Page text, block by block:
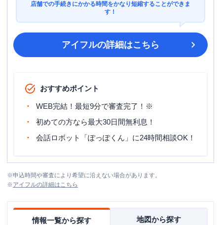
店舗での手続きにかかる時間をかなり短縮することができま
す！
アイフルの詳細はこちら
おすすめポイント
WEB完結！最短9分で審査完了！※
初めての方なら最大30日間無利息！
会話ロボット「ぽっぽくん」に24時間相談OK！
※申込時間や審査により希望に沿えない場合があります。
※アイフルの詳細はこちら
情報一覧から探す 地図から探す